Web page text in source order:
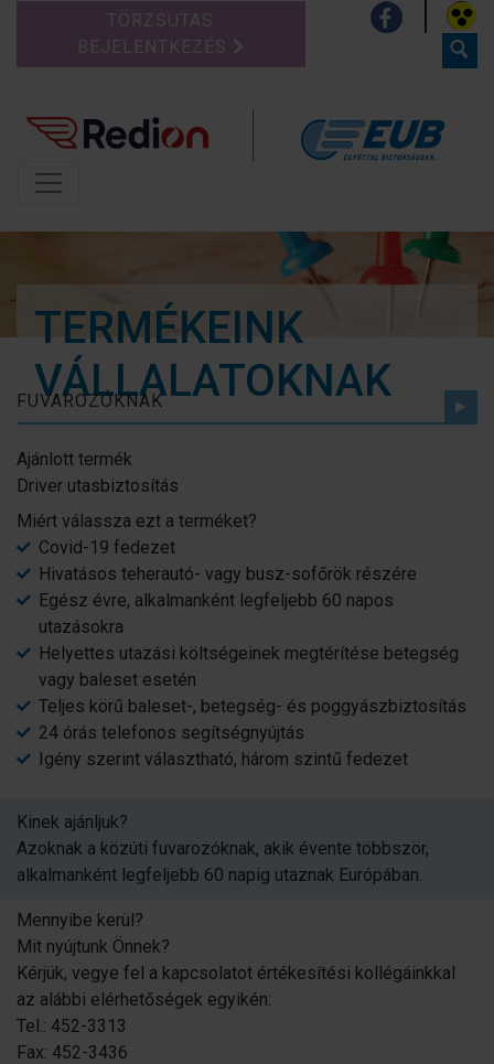
TÖRZSUTAS
BEJELENTKEZÉS
TERMÉKEINK
VÁLLALATOKNAK
FUVAROZÓKNAK
Ajánlott termék
Driver utasbiztosítás
Miért válassza ezt a terméket?
Covid-19 fedezet
Hivatásos teherautó- vagy busz-sofőrök részére
Egész évre, alkalmanként legfeljebb 60 napos
utazásokra
Helyettes utazási költségeinek megtérítése betegség
vagy baleset esetén
Teljes körű baleset-, betegség- és poggyászbiztosítás
24 órás telefonos segítségnyújtás
Igény szerint választható, három szintű fedezet
Kinek ajánljuk?
Azoknak a közúti fuvarozóknak, akik évente többször,
alkalmanként legfeljebb 60 napig utaznak Európában.
Mennyibe kerül?
Mit nyújtunk Önnek?
Kérjük, vegye fel a kapcsolatot értékesítési kollégáinkkal
az alábbi elérhetőségek egyikén:
Tel.: 452-3313
Fax: 452-3436